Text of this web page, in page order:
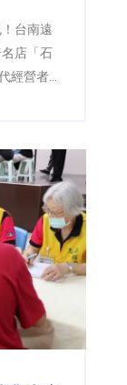
台南遠
店「石
經營者暨
即日起
款職人
麵包，
品「咖啡
吐
焙潮